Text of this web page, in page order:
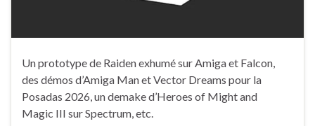
Un prototype de Raiden exhumé sur Amiga et Falcon,
des démos d’Amiga Man et Vector Dreams pour la
Posadas 2026, un demake d’Heroes of Might and
Magic III sur Spectrum, etc.